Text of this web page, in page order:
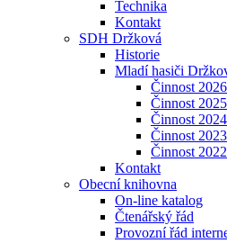
Technika
Kontakt
SDH Držková
Historie
Mladí hasiči
Činnost 2026
Činnost 2025
Činnost 2024
Činnost 2023
Činnost 2022
Kontakt
Obecní knihovna
On-line katalog
Čtenářský řád
Provozní řád